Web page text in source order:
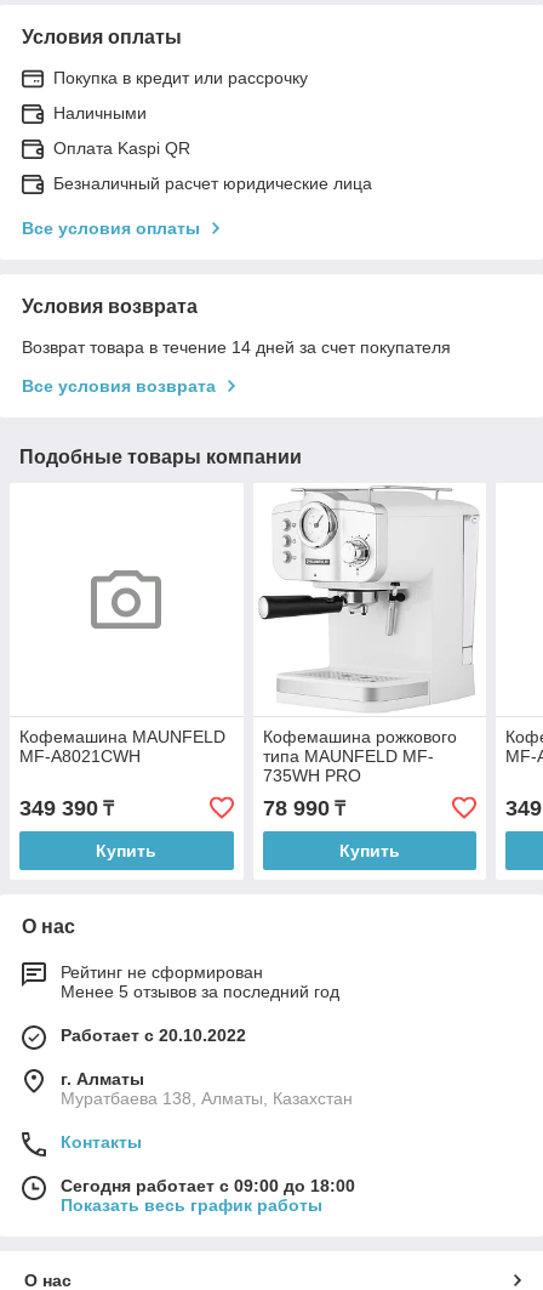
Условия оплаты
Покупка в кредит или рассрочку
Наличными
Оплата Kaspi QR
Безналичный расчет юридические лица
Все условия оплаты
Условия возврата
Возврат товара в течение 14 дней за счет покупателя
Все условия возврата
Подобные товары компании
Кофемашина MAUNFELD
MF-A8021CWH
349 390 ₸
Купить
Кофемашина рожкового
типа MAUNFELD MF-
735WH PRO
78 990₸
Купить
MF-
О нас
Рейтинг не сформирован
Менее 5 отзывов за последний год
Работает с 20.10.2022
г. Алматы
Муратбаева 138, Алматы, Казахстан
Контакты
Сегодня работает с 09:00 до 18:00
Показать весь график работы
О нас